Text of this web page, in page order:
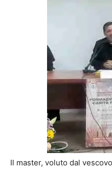
Il master, voluto dal